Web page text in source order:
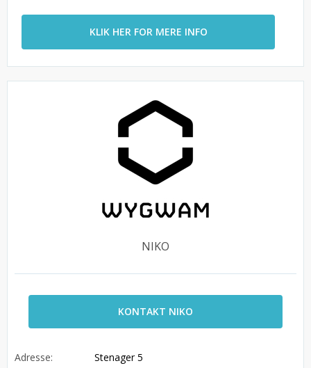
KLIK HER FOR MERE INFO
NIKO
KONTAKT NIKO
Adresse:
Stenager 5